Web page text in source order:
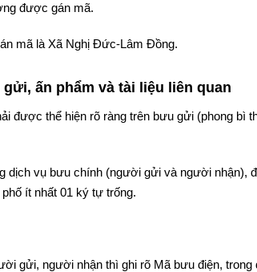
được gán mã.
mã là Xã Nghị Đức-Lâm Đồng.
ấn phẩm và tài liệu liên quan
được thể hiện rõ ràng trên bưu gửi (phong bì
dịch vụ bưu chính (người gửi và người nhận),
ít nhất 01 ký tự trống.
gửi, người nhận thì ghi rõ Mã bưu điện, trong